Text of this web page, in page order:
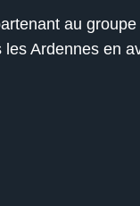
au
Ardennes en